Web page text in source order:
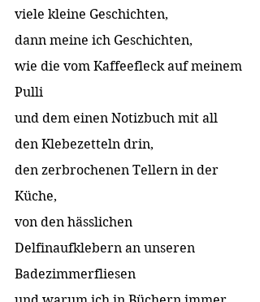
viele kleine Geschichten,
dann meine ich Geschichten,
wie die vom Kaffeefleck auf meinem
Pulli
und dem einen Notizbuch mit all
den Klebezetteln drin,
den zerbrochenen Tellern in der
Küche,
von den hässlichen
Delfinaufklebern an unseren
Badezimmerfliesen